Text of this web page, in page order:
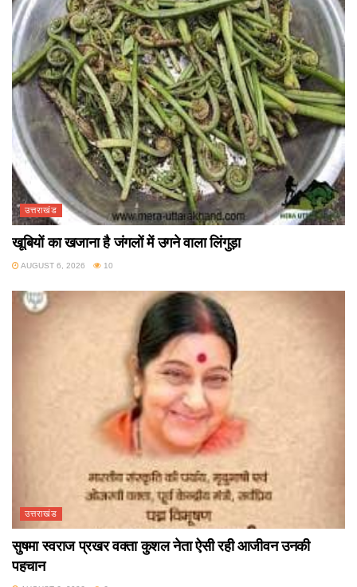
उत्तराखंड
खूबियों का खजाना है जंगलों में उगने वाला लिंगुड़ा
AUGUST 6, 2026 10
उत्तराखंड
सुषमा स्वराज प्रखर वक्ता कुशल नेता ऐसी रही आजीवन उनकी
पहचान